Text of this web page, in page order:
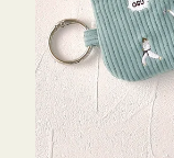
キ
ー
リ
ン
グ
付